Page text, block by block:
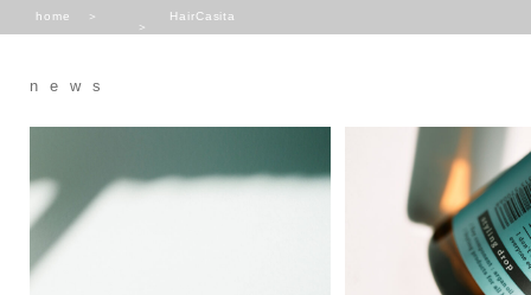
home HairCasita
news